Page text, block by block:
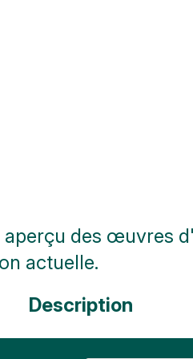
des œuvres
actuelle.
Description